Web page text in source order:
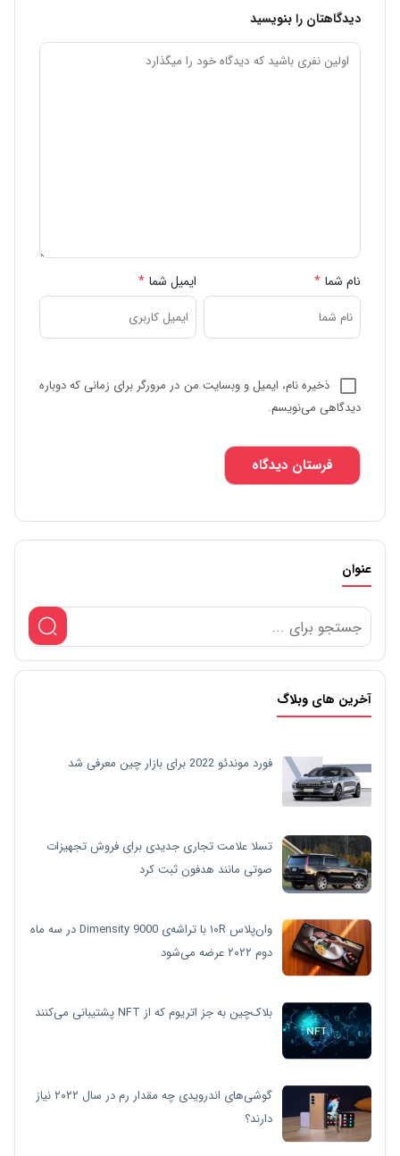
دیدگاهتان را بنویسید
نام شما * ایمیل شما *
ذخیره نام، ایمیل و وبسایت من در مرورگر برای زمانی که دوباره
دیدگاهی می‌نویسم.
عنوان
آخرین های وبلاگ
فورد موندئو 2022 برای بازار چین معرفی شد
تسلا علامت تجاری جدیدی برای فروش تجهیزات
صوتی مانند هدفون ثبت کرد
وان‌پلاس ۱۰R با تراشه‌ی Dimensity 9000 در سه ماه
دوم ۲۰۲۲ عرضه می‌شود
بلاک‌چین به جز اتریوم که از NFT پشتیبانی می‌کنند
گوشی‌های اندرویدی چه مقدار رم در سال ۲۰۲۲ نیاز
دارند؟